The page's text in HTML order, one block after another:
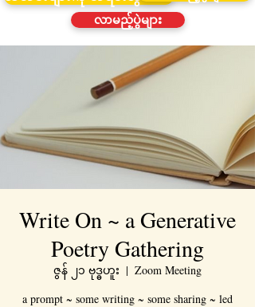
လာမည့်ပွဲများ
Write On ~ a Generative
Poetry Gathering
ဇွန် ၂၁ ဗုဒ္ဓဟူး
  |
Zoom Meeting
a prompt ~ some writing ~ some sharing ~ led